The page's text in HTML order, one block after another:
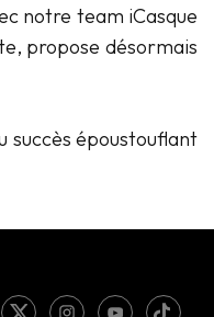
notre team iCasque
propose désormais
succès époustouflant